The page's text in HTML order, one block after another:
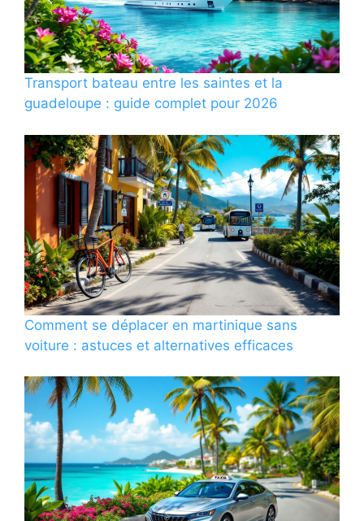
Transport bateau entre les saintes et la
guadeloupe : guide complet pour 2026
Comment se déplacer en martinique sans
voiture : astuces et alternatives efficaces